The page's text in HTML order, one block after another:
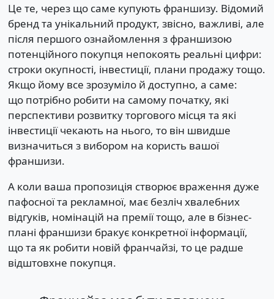
Це те, через що саме купують франшизу. Відомий
бренд та унікальний продукт, звісно, важливі, але
після першого ознайомлення з франшизою
потенційного покупця непокоять реальні цифри:
строки окупності, інвестиції, плани продажу тощо.
Якщо йому все зрозуміло й доступно, а саме:
що потрібно робити на самому початку, які
перспективи розвитку торгового місця та які
інвестиції чекають на нього, то він швидше
визначиться з вибором на користь вашої
франшизи.
А коли ваша пропозиція створює враження дуже
пафосної та рекламної, має безліч хвалебних
відгуків, номінацій на премії тощо, але в бізнес-
плані франшизи бракує конкретної інформації,
що та як робити новій франчайзі, то це радше
відштовхне покупця.